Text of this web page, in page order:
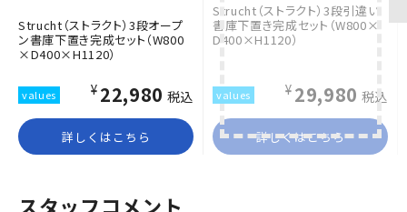
Strucht（ストラクト）3段オープ
ン書庫下置き完成セット（W800
×D400×H1120）
¥22,980 税込
詳しくはこちら
Strucht（ストラクト）3段引違い
書庫下置き完成セット（W800×
D400×H1120）
¥29,980 税込
詳しくはこちら
スタッフコメント